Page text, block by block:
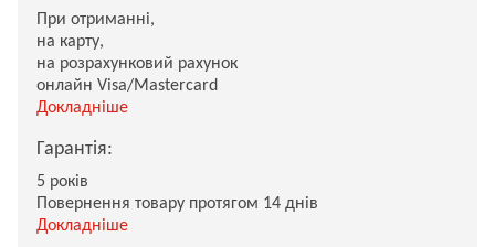
При отриманні,
на карту,
на розрахунковий рахунок
онлайн Visa/Mastercard
Докладніше
Гарантія:
5 років
Повернення товару протягом 14 днів
Докладніше